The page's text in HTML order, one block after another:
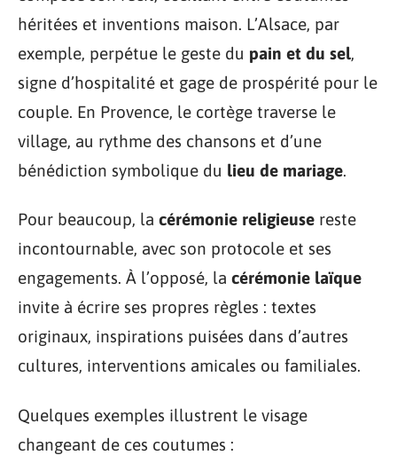
héritées et inventions maison. L’Alsace, par
exemple, perpétue le geste du pain et du sel,
signe d’hospitalité et gage de prospérité pour le
couple. En Provence, le cortège traverse le
village, au rythme des chansons et d’une
bénédiction symbolique du lieu de mariage.
Pour beaucoup, la cérémonie religieuse reste
incontournable, avec son protocole et ses
engagements. À l’opposé, la cérémonie laïque
invite à écrire ses propres règles : textes
originaux, inspirations puisées dans d’autres
cultures, interventions amicales ou familiales.
Quelques exemples illustrent le visage
changeant de ces coutumes :